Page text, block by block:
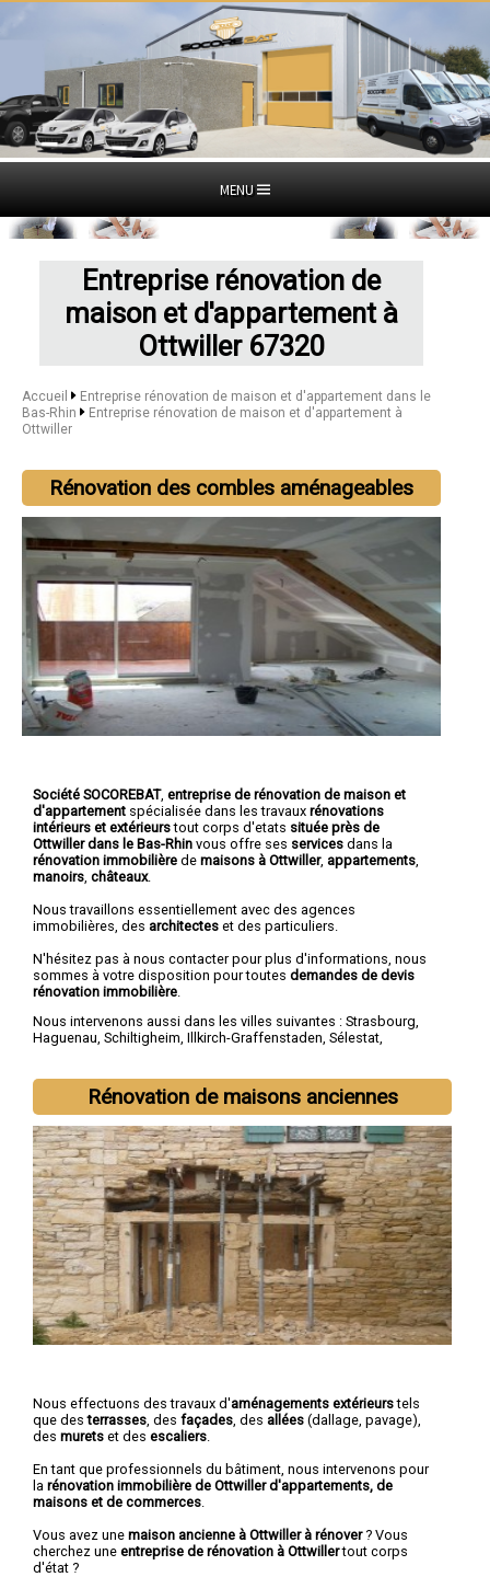
MENU
Entreprise rénovation de
maison et d'appartement à
Ottwiller 67320
Accueil
Entreprise rénovation de maison et d'appartement dans le
Bas-Rhin
Entreprise rénovation de maison et d'appartement à
Ottwiller
Rénovation des combles aménageables
Société SOCOREBAT, entreprise de rénovation de maison et
d'appartement spécialisée dans les travaux rénovations
intérieurs et extérieurstout corps d'etats située près de
Ottwiller dans le Bas-Rhin vous offre ses services dans la
rénovation immobilière de maisons à Ottwiller, appartements
manoirs châteaux.
Nous travaillons essentiellement avec des agences
immobilières, des architectes et des particuliers.
N'hésitez pas à nous contacter pour plus d'informations, nous
sommes à votre disposition pour toutes demandes de devis
rénovation immobilière
Nous intervenons aussi dans les villes suivantes : Strasbourg,
Haguenau, Schiltigheim, Illkirch-Graffenstaden, Sélestat,
Rénovation de maisons anciennes
Nous effectuons des travaux d'aménagements extérieurstels
que desterrasses , des façades , des allées (dallage, pavage),
des murets et des escaliers
En tant que professionnels du bâtiment, nous intervenons pour
la rénovation immobilière de Ottwiller d'appartements, de
maisons et de commerces
Vous avez une maison ancienne à Ottwiller à rénover? Vous
cherchez une entreprise de rénovation à Ottwillertout corps
d'état ?